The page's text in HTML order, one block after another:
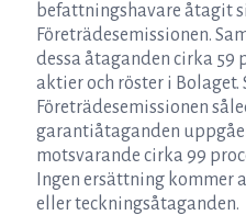
befattningshavare åtagit
Företrädesemissionen.
dessa åtaganden cirka
aktier och röster i
Företrädesemissionen
garantiåtaganden
motsvarande cirka 99
Ingen ersättning kommer
eller teckningsåtaganden.